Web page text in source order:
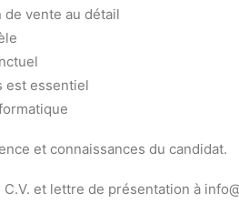
de vente au détail
est essentiel
et connaissances du candidat.
et lettre de présentation à